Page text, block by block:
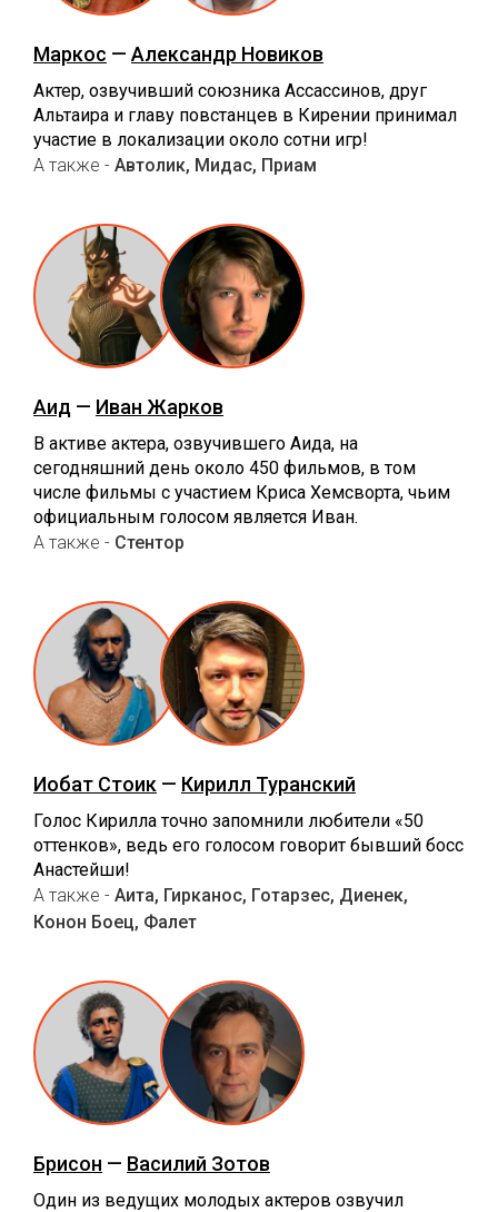
Маркос — Александр Новиков
Актер, озвучивший союзника Ассассинов, друг
Альтаира и главу повстанцев в Кирении принимал
участие в локализации около сотни игр!
А также - Автолик, Мидас, Приам
Аид — Иван Жарков
В активе актера, озвучившего Аида, на
сегодняшний день около 450 фильмов, в том
числе фильмы с участием Криса Хемсворта, чьим
официальным голосом является Иван.
А также - Стентор
Иобат Стоик — Кирилл Туранский
Голос Кирилла точно запомнили любители «50
оттенков», ведь его голосом говорит бывший босс
Анастейши!
А также - Аита, Гирканос, Готарзес, Диенек,
Конон Боец, Фалет
Брисон — Василий Зотов
Один из ведущих молодых актеров озвучил